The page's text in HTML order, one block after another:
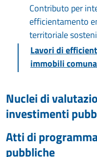
Contributo per
efficientamento
territoriale
Lavori di
immobili
Nuclei di
investimenti
Atti di
pubbliche